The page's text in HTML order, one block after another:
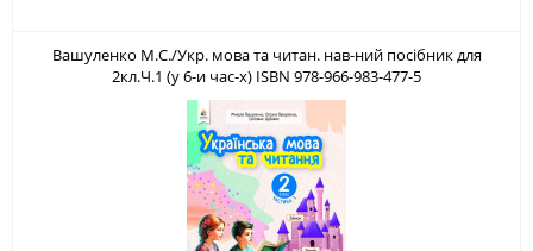
Вашуленко М.С./Укр. мова та читан. нав-ний посібник для
2кл.Ч.1 (у 6-и час-х) ISBN 978-966-983-477-5